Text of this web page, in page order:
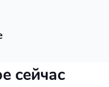
сейчас